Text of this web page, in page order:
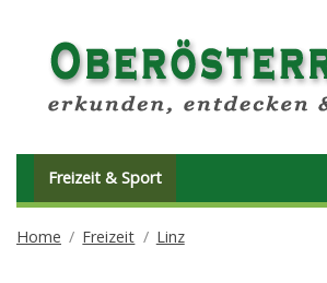
Freizeit & Sport
Home Freizeit Linz